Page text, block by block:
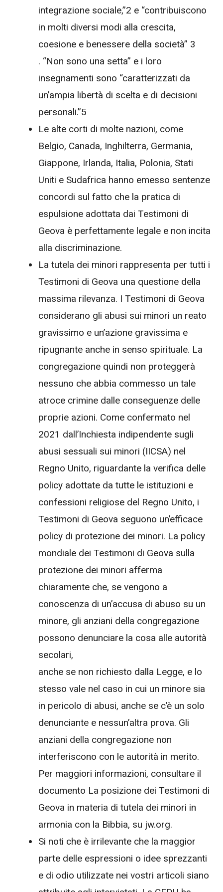
integrazione sociale,”2 e “contribuiscono
in molti diversi modi alla crescita,
coesione e benessere della società” 3
. “Non sono una setta” e i loro
insegnamenti sono “caratterizzati da
un’ampia libertà di scelta e di decisioni
personali.”5
Le alte corti di molte nazioni, come
Belgio, Canada, Inghilterra, Germania,
Giappone, Irlanda, Italia, Polonia, Stati
Uniti e Sudafrica hanno emesso sentenze
concordi sul fatto che la pratica di
espulsione adottata dai Testimoni di
Geova è perfettamente legale e non incita
alla discriminazione.
La tutela dei minori rappresenta per tutti i
Testimoni di Geova una questione della
massima rilevanza. I Testimoni di Geova
considerano gli abusi sui minori un reato
gravissimo e un’azione gravissima e
ripugnante anche in senso spirituale. La
congregazione quindi non proteggerà
nessuno che abbia commesso un tale
atroce crimine dalle conseguenze delle
proprie azioni. Come confermato nel
2021 dall’Inchiesta indipendente sugli
abusi sessuali sui minori (IICSA) nel
Regno Unito, riguardante la verifica delle
policy adottate da tutte le istituzioni e
confessioni religiose del Regno Unito, i
Testimoni di Geova seguono un’efficace
policy di protezione dei minori. La policy
mondiale dei Testimoni di Geova sulla
protezione dei minori afferma
chiaramente che, se vengono a
conoscenza di un’accusa di abuso su un
minore, gli anziani della congregazione
possono denunciare la cosa alle autorità
secolari,
anche se non richiesto dalla Legge, e lo
stesso vale nel caso in cui un minore sia
in pericolo di abusi, anche se c’è un solo
denunciante e nessun’altra prova. Gli
anziani della congregazione non
interferiscono con le autorità in merito.
Per maggiori informazioni, consultare il
documento La posizione dei Testimoni di
Geova in materia di tutela dei minori in
armonia con la Bibbia, su jw.org.
Si noti che è irrilevante che la maggior
parte delle espressioni o idee sprezzanti
e di odio utilizzate nei vostri articoli siano